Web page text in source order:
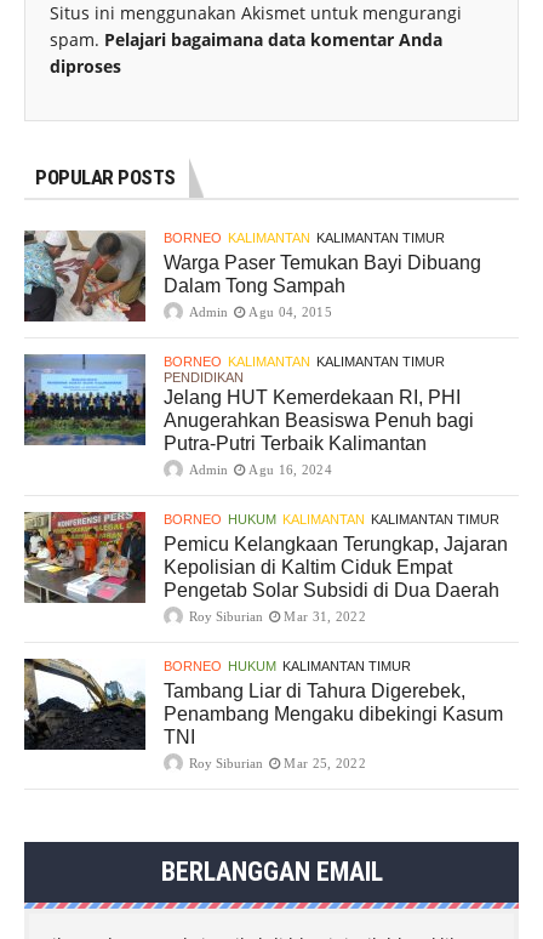
Situs ini menggunakan Akismet untuk mengurangi
spam. Pelajari bagaimana data komentar Anda
diproses
POPULAR POSTS
BORNEO KALIMANTAN KALIMANTAN TIMUR
Warga Paser Temukan Bayi Dibuang
Dalam Tong Sampah
Admin Agu 04, 2015
BORNEO KALIMANTAN
KALIMANTAN TIMUR
PENDIDIKAN
Jelang HUT Kemerdekaan RI, PHI
Anugerahkan Beasiswa Penuh bagi
Putra-Putri Terbaik Kalimantan
Admin Agu 16, 2024
BORNEO HUKUM KALIMANTAN KALIMANTAN TIMUR
Pemicu Kelangkaan Terungkap, Jajaran
Kepolisian di Kaltim Ciduk Empat
Pengetab Solar Subsidi di Dua Daerah
Roy Siburian Mar 31, 2022
BORNEO HUKUM KALIMANTAN TIMUR
Tambang Liar di Tahura Digerebek,
Penambang Mengaku dibekingi Kasum
TNI
Roy Siburian Mar 25, 2022
BERLANGGAN EMAIL